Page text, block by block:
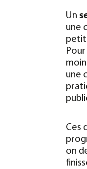
Un
une
une
Ces
on